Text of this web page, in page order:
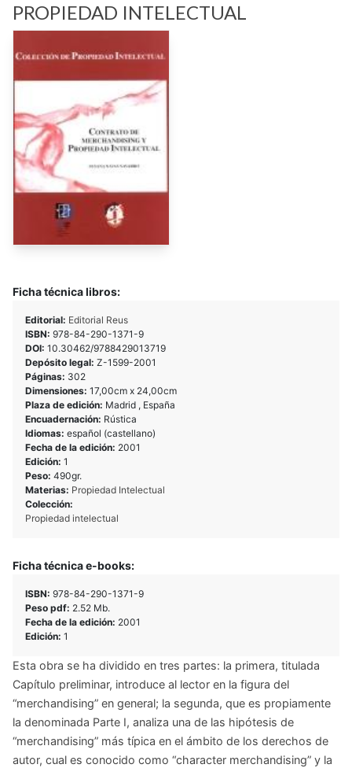
PROPIEDAD INTELECTUAL
Ficha técnica libros:
Editorial: Editorial Reus
ISBN: 978-84-290-1371-9
DOI: 10.30462/9788429013719
Depósito legal: Z-1599-2001
Páginas: 302
Dimensiones: 17,00cm x 24,00cm
Plaza de edición: Madrid , España
Encuadernación: Rústica
Idiomas: español (castellano)
Fecha de la edición: 2001
Edición: 1
Peso: 490gr.
Materias: Propiedad Intelectual
Colección:
Propiedad intelectual
Ficha técnica e-books:
ISBN: 978-84-290-1371-9
Peso pdf: 2.52 Mb.
Fecha de la edición: 2001
Edición: 1
Esta obra se ha dividido en tres partes: la primera, titulada
Capítulo preliminar, introduce al lector en la figura del
“merchandising” en general; la segunda, que es propiamente
la denominada Parte I, analiza una de las hipótesis de
“merchandising” más típica en el ámbito de los derechos de
autor, cual es conocido como “character merchandising” y la